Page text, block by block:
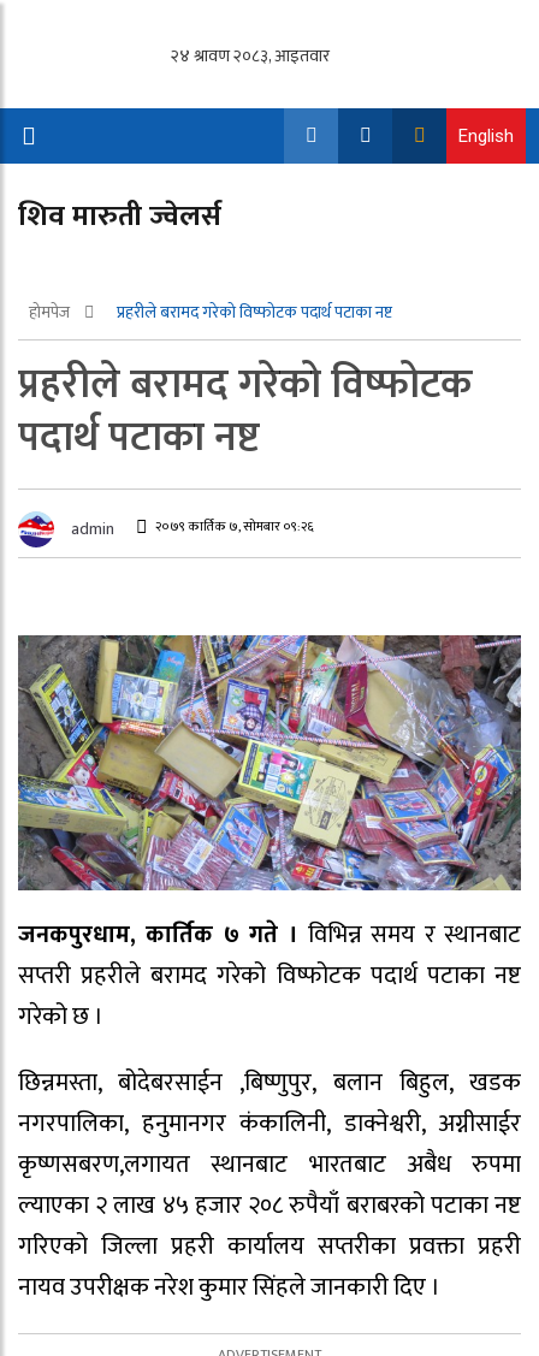
English
शिव मारुती ज्वेलर्स
होमपेज प्रहरीले बरामद गरेको विष्फोटक पदार्थ पटाका नष्ट
प्रहरीले बरामद गरेको विष्फोटक
पदार्थ पटाका नष्ट
admin २०७९ कार्तिक ७, सोमबार ०९:२६
जनकपुरधाम, कार्तिक ७ गते । विभिन्न समय र स्थानबाट
सप्तरी प्रहरीले बरामद गरेको विष्फोटक पदार्थ पटाका नष्ट
गरेको छ ।
छिन्नमस्ता, बोदेबरसाईन ,बिष्णुपुर, बलान बिहुल, खडक
नगरपालिका, हनुमानगर कंकालिनी, डाक्नेश्वरी, अग्नीसाईर
कृष्णसबरण,लगायत स्थानबाट भारतबाट अबैध रुपमा
ल्याएका २ लाख ४५ हजार २०८ रुपैयाँ बराबरको पटाका नष्ट
गरिएको जिल्ला प्रहरी कार्यालय सप्तरीका प्रवक्ता प्रहरी
नायव उपरीक्षक नरेश कुमार सिंहले जानकारी दिए ।